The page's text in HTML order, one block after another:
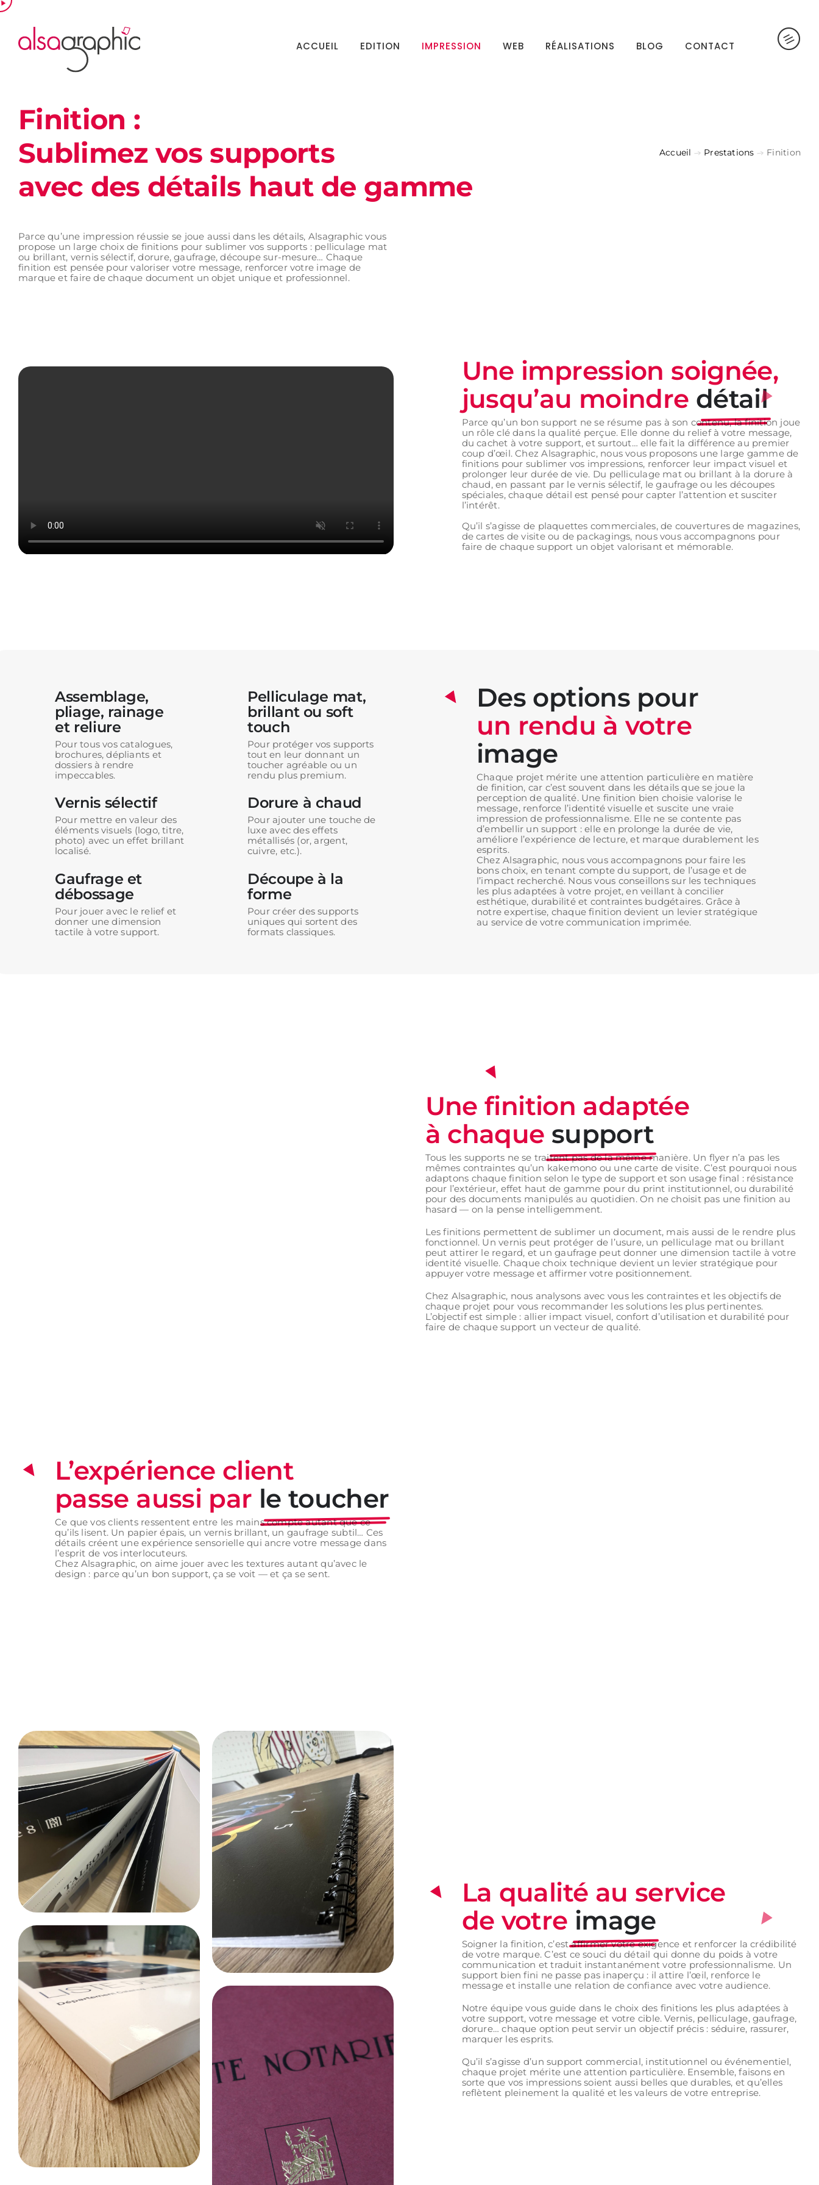
Passer
au
contenu
ACCUEIL EDITION IMPRESSION WEB RÉALISATIONS BLOG CONTACT
Finition :
Sublimez vos supports
avec des détails haut de gamme
Accueil Prestations Finition
Parce qu’une impression réussie se joue aussi dans les détails, Alsagraphic vous
propose un large choix de finitions pour sublimer vos supports : pelliculage mat
ou brillant, vernis sélectif, dorure, gaufrage, découpe sur-mesure… Chaque
finition est pensée pour valoriser votre message, renforcer votre image de
marque et faire de chaque document un objet unique et professionnel.
Une impression soignée,
jusqu’au moindre détail
Parce qu’un bon support ne se résume pas à son contenu, la finition joue
un rôle clé dans la qualité perçue. Elle donne du relief à votre message,
du cachet à votre support, et surtout… elle fait la différence au premier
coup d’œil. Chez Alsagraphic, nous vous proposons une large gamme de
finitions pour sublimer vos impressions, renforcer leur impact visuel et
prolonger leur durée de vie. Du pelliculage mat ou brillant à la dorure à
chaud, en passant par le vernis sélectif, le gaufrage ou les découpes
spéciales, chaque détail est pensé pour capter l’attention et susciter
l’intérêt.
Qu’il s’agisse de plaquettes commerciales, de couvertures de magazines,
de cartes de visite ou de packagings, nous vous accompagnons pour
faire de chaque support un objet valorisant et mémorable.
Assemblage,
pliage, rainage
et reliure
Pour tous vos catalogues,
brochures, dépliants et
dossiers à rendre
impeccables.
Pelliculage mat,
brillant ou soft
touch
Pour protéger vos supports
tout en leur donnant un
toucher agréable ou un
rendu plus premium.
Vernis sélectif
Pour mettre en valeur des
éléments visuels (logo, titre,
photo) avec un effet brillant
localisé.
Dorure à chaud
Pour ajouter une touche de
luxe avec des effets
métallisés (or, argent,
cuivre, etc.).
Gaufrage et
débossage
Pour jouer avec le relief et
donner une dimension
tactile à votre support.
Découpe à la
forme
Pour créer des supports
uniques qui sortent des
formats classiques.
Des options pour
un rendu à votre
image
Chaque projet mérite une attention particulière en matière
de finition, car c’est souvent dans les détails que se joue la
perception de qualité. Une finition bien choisie valorise le
message, renforce l’identité visuelle et suscite une vraie
impression de professionnalisme. Elle ne se contente pas
d’embellir un support : elle en prolonge la durée de vie,
améliore l’expérience de lecture, et marque durablement les
esprits.
Chez Alsagraphic, nous vous accompagnons pour faire les
bons choix, en tenant compte du support, de l’usage et de
l’impact recherché. Nous vous conseillons sur les techniques
les plus adaptées à votre projet, en veillant à concilier
esthétique, durabilité et contraintes budgétaires. Grâce à
notre expertise, chaque finition devient un levier stratégique
au service de votre communication imprimée.
Une finition adaptée
à chaque support
Tous les supports ne se traitent pas de la même manière. Un flyer n’a pas les
mêmes contraintes qu’un kakemono ou une carte de visite. C’est pourquoi nous
adaptons chaque finition selon le type de support et son usage final : résistance
pour l’extérieur, effet haut de gamme pour du print institutionnel, ou durabilité
pour des documents manipulés au quotidien. On ne choisit pas une finition au
hasard — on la pense intelligemment.
Les finitions permettent de sublimer un document, mais aussi de le rendre plus
fonctionnel. Un vernis peut protéger de l’usure, un pelliculage mat ou brillant
peut attirer le regard, et un gaufrage peut donner une dimension tactile à votre
identité visuelle. Chaque choix technique devient un levier stratégique pour
appuyer votre message et affirmer votre positionnement.
Chez Alsagraphic, nous analysons avec vous les contraintes et les objectifs de
chaque projet pour vous recommander les solutions les plus pertinentes.
L’objectif est simple : allier impact visuel, confort d’utilisation et durabilité pour
faire de chaque support un vecteur de qualité.
L’expérience client
passe aussi par le toucher
Ce que vos clients ressentent entre les mains compte autant que ce
qu’ils lisent. Un papier épais, un vernis brillant, un gaufrage subtil… Ces
détails créent une expérience sensorielle qui ancre votre message dans
l’esprit de vos interlocuteurs.
Chez Alsagraphic, on aime jouer avec les textures autant qu’avec le
design : parce qu’un bon support, ça se voit — et ça se sent.
La qualité au service
de votre image
Soigner la finition, c’est affirmer votre exigence et renforcer la crédibilité
de votre marque. C’est ce souci du détail qui donne du poids à votre
communication et traduit instantanément votre professionnalisme. Un
support bien fini ne passe pas inaperçu : il attire l’œil, renforce le
message et installe une relation de confiance avec votre audience.
Notre équipe vous guide dans le choix des finitions les plus adaptées à
votre support, votre message et votre cible. Vernis, pelliculage, gaufrage,
dorure… chaque option peut servir un objectif précis : séduire, rassurer,
marquer les esprits.
Qu’il s’agisse d’un support commercial, institutionnel ou événementiel,
chaque projet mérite une attention particulière. Ensemble, faisons en
sorte que vos impressions soient aussi belles que durables, et qu’elles
reflètent pleinement la qualité et les valeurs de votre entreprise.